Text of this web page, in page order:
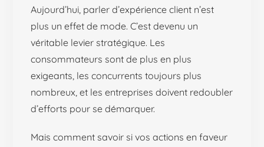
Aujourd’hui, parler d’expérience client n’est
plus un effet de mode. C’est devenu un
véritable levier stratégique. Les
consommateurs sont de plus en plus
exigeants, les concurrents toujours plus
nombreux, et les entreprises doivent redoubler
d’efforts pour se démarquer.
Mais comment savoir si vos actions en faveur